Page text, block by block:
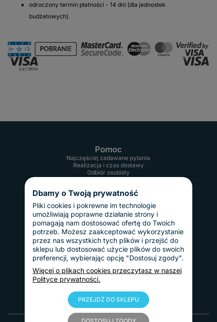
odroczony termin płatności - 14 dni (dla jednostek
budżetowych).
Pomoc
Najczęściej zadawane pytania
Realizacja i czas dostawy
Odbiór osobisty
Informacje
Regulamin
Reklamacje i zwroty
Gwarancja
Polityka prywatności
Dostawy i płatności
Koszty dostawy
InPost Pay
Sposoby płatności
O nas
Kontakt
Informacje o firmie
Nasze realizacje
Blog
© 2010 - 2025 Tablice Magnetyczne
Dbamy o Twoją prywatność
Pliki cookies i pokrewne im technologie
umożliwiają poprawne działanie strony i
pomagają nam dostosować ofertę do Twoich
potrzeb. Możesz zaakceptować wykorzystanie
przez nas wszystkich tych plików i przejść do
sklepu lub dostosować użycie plików do swoich
preferencji, wybierając opcję "Dostosuj zgody".
Więcej o plikach cookies przeczytasz w naszej
Polityce prywatności.
PRZEJDŹ DO SKLEPU